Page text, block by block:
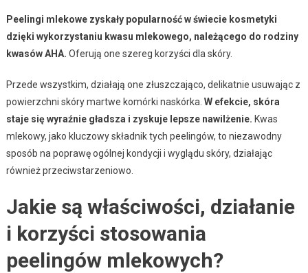
Peelingi mlekowe zyskały popularność w świecie kosmetyki
dzięki wykorzystaniu kwasu mlekowego, należącego do rodziny
kwasów AHA. Oferują one szereg korzyści dla skóry.
Przede wszystkim, działają one złuszczająco, delikatnie usuwając z
powierzchni skóry martwe komórki naskórka. W efekcie, skóra
staje się wyraźnie gładsza i zyskuje lepsze nawilżenie. Kwas
mlekowy, jako kluczowy składnik tych peelingów, to niezawodny
sposób na poprawę ogólnej kondycji i wyglądu skóry, działając
również przeciwstarzeniowo.
Jakie są właściwości, działanie
i korzyści stosowania
peelingów mlekowych?